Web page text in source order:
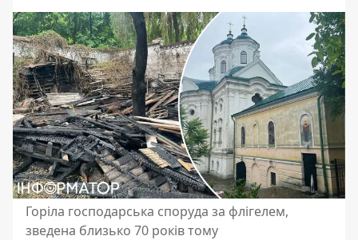
Горіла господарська споруда за флігелем,
зведена близько 70 років тому